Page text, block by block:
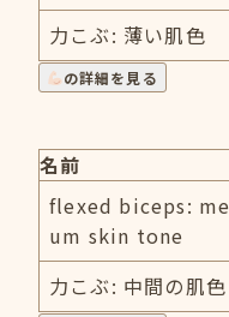
力こぶ: 薄い肌色
の詳細を見る
名前
flexed biceps:
um skin tone
力こぶ: 中間の肌色